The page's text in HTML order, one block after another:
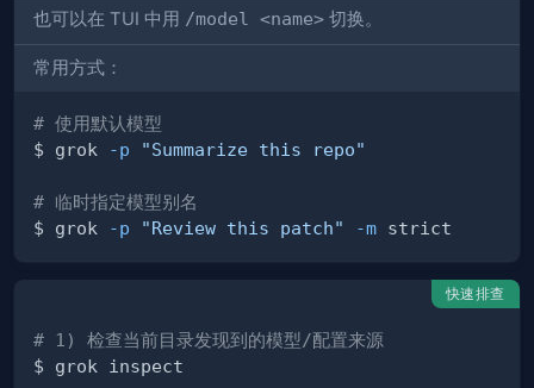
也可以在 TUI 中用 /model <name> 切换。
常用方式：
# 使用默认模型
$ grok
-p "Summarize this repo"
# 临时指定模型别名
$ grok
-p "Review this patch" -m
快速排查
# 1) 检查当前目录发现到的模型/配置来源